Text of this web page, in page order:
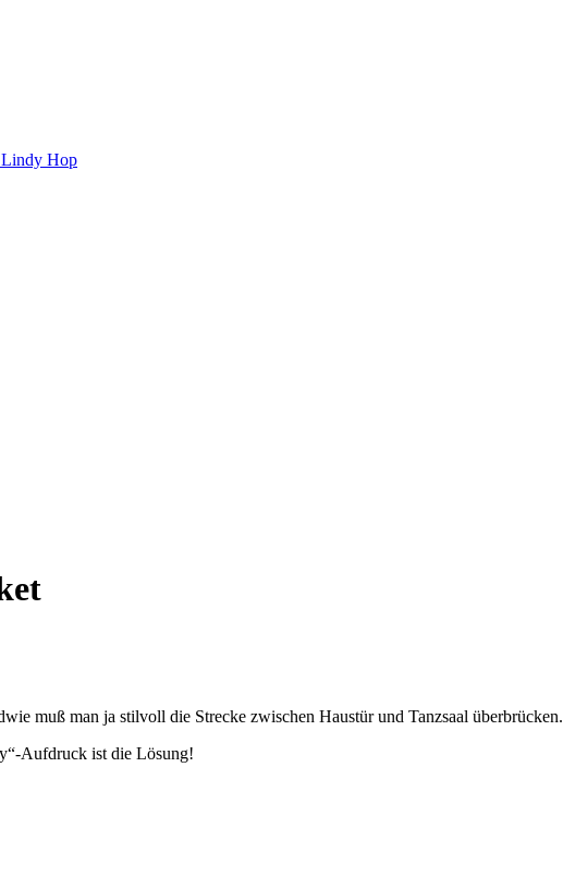
Lindy Hop
muß man ja stilvoll die Strecke zwischen Haustür und Tanzsaal überbrücken.
Aufdruck ist die Lösung!